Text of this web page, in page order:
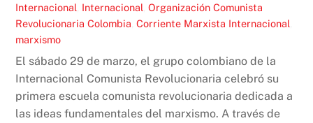
Internacional Internacional ,Organización Comunista
Revolucionaria Colombia ,Corriente Marxista Internacional
marxismo
El sábado 29 de marzo, el grupo colombiano de la
Internacional Comunista Revolucionaria celebró su
primera escuela comunista revolucionaria dedicada a
las ideas fundamentales del marxismo. A través de